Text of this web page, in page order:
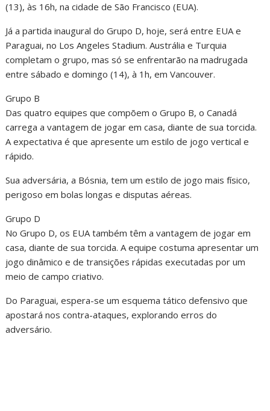
(13), às 16h, na cidade de São Francisco (EUA).
Já a partida inaugural do Grupo D, hoje, será entre EUA e
Paraguai, no Los Angeles Stadium. Austrália e Turquia
completam o grupo, mas só se enfrentarão na madrugada
entre sábado e domingo (14), à 1h, em Vancouver.
Grupo B
Das quatro equipes que compõem o Grupo B, o Canadá
carrega a vantagem de jogar em casa, diante de sua torcida.
A expectativa é que apresente um estilo de jogo vertical e
rápido.
Sua adversária, a Bósnia, tem um estilo de jogo mais físico,
perigoso em bolas longas e disputas aéreas.
Grupo D
No Grupo D, os EUA também têm a vantagem de jogar em
casa, diante de sua torcida. A equipe costuma apresentar um
jogo dinâmico e de transições rápidas executadas por um
meio de campo criativo.
Do Paraguai, espera-se um esquema tático defensivo que
apostará nos contra-ataques, explorando erros do
adversário.